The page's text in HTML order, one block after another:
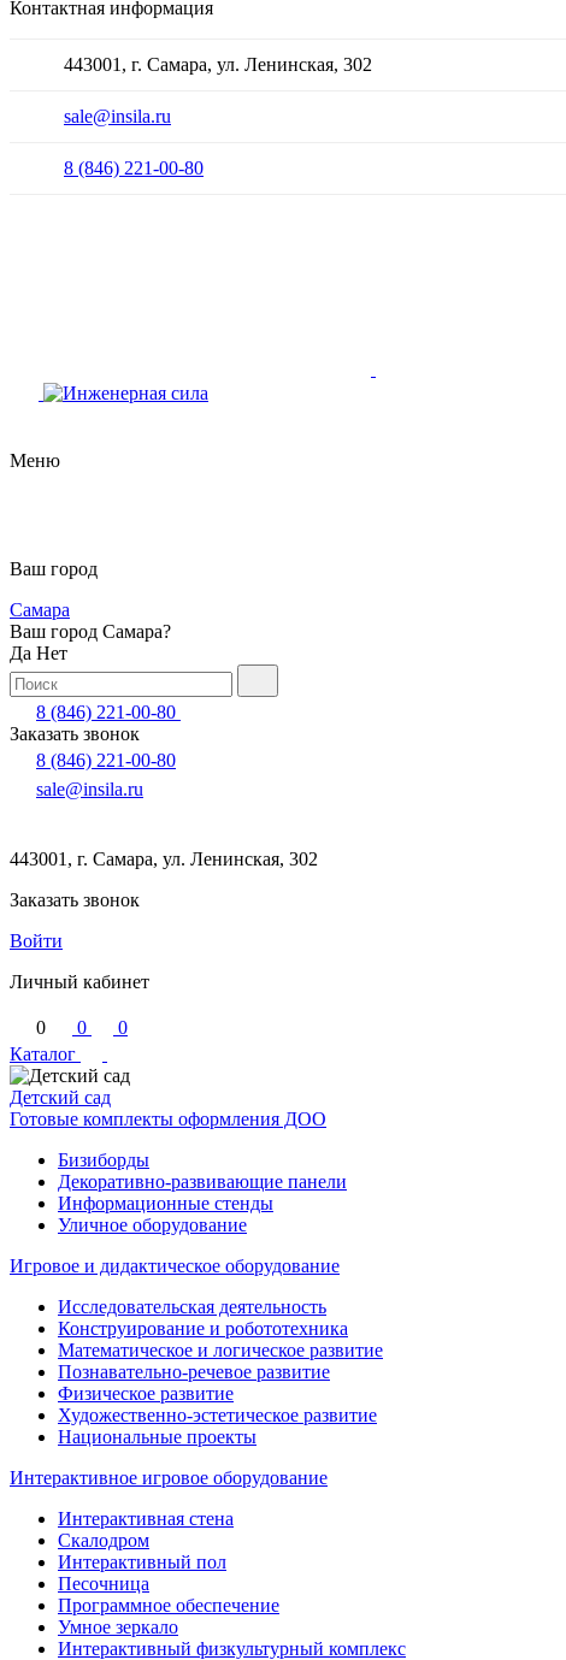
Контактная информация
443001, г. Самара, ул. Ленинская, 302
sale@insila.ru
8 (846) 221-00-80
Меню
Ваш город
Самара
Ваш город Самара?
Да Нет
8 (846) 221-00-80
Заказать звонок
8 (846) 221-00-80
sale@insila.ru
443001, г. Самара, ул. Ленинская, 302
Заказать звонок
Войти
Личный кабинет
0 0
0
Каталог
Детский сад
Готовые комплекты оформления ДОО
Бизиборды
Декоративно-развивающие панели
Информационные стенды
Уличное оборудование
Игровое и дидактическое оборудование
Исследовательская деятельность
Конструирование и робототехника
Математическое и логическое развитие
Познавательно-речевое развитие
Физическое развитие
Художественно-эстетическое развитие
Национальные проекты
Интерактивное игровое оборудование
Интерактивная стена
Скалодром
Интерактивный пол
Песочница
Программное обеспечение
Умное зеркало
Интерактивный физкультурный комплекс